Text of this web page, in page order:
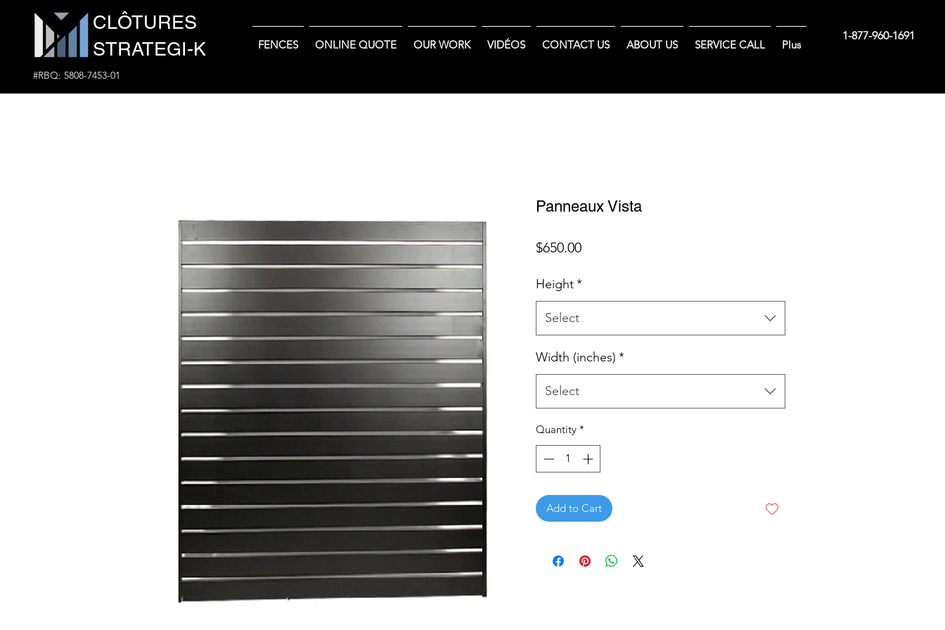
CLÔTURES
STRATEGI-K
#RBQ: 5808-7453-01
FENCES ONLINE QUOTE OUR WORK VIDÉOS CONTACT US ABOUT US SERVICE CALL Plus
1-877-960-1691
Panneaux Vista
$650.00Price
Height*
Select
Width (inches) *
Select
Quantity *
Add to Cart